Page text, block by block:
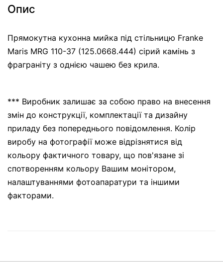
Опис
Прямокутна кухонна мийка під стільницю Franke
Maris MRG 110-37 (125.0668.444) сірий камінь з
фраграніту з однією чашею без крила.
*** Виробник залишає за собою право на внесення
змін до конструкції, комплектації та дизайну
приладу без попереднього повідомлення. Колір
виробу на фотографії може відрізнятися від
кольору фактичного товару, що пов'язане зі
спотворенням кольору Вашим монітором,
налаштуваннями фотоапаратури та іншими
факторами.